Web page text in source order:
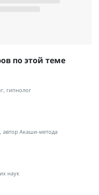
по этой теме
гипнолог
автор Акаши-метода
наук